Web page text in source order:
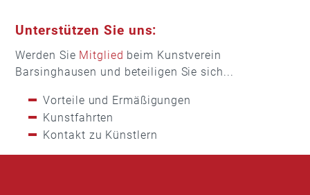
Unterstützen Sie uns:
Werden Sie Mitglied beim Kunstverein
Barsinghausen und beteiligen Sie sich...
Vorteile und Ermäßigungen
Kunstfahrten
Kontakt zu Künstlern